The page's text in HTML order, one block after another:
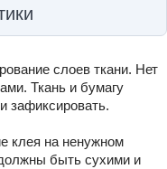
слоев ткани. Нет
Ткань и бумагу
зафиксировать.
клея на ненужном
быть сухими и